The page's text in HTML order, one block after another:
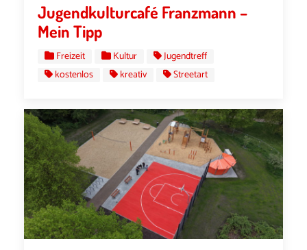
Jugendkulturcafé Franzmann –
Mein Tipp
Freizeit Kultur
Jugendtreff
kostenlos
kreativ Streetart